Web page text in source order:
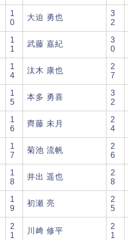
1
0
大迫 勇也
3
2
1
1
武藤 嘉紀
3
0
1
4
汰木 康也
2
7
1
5
本多 勇喜
3
2
1
6
齊藤 未月
2
4
1
7
菊池 流帆
2
6
1
8
井出 遥也
2
8
1
9
初瀬 亮
2
5
2
1
川﨑 修平
2
1